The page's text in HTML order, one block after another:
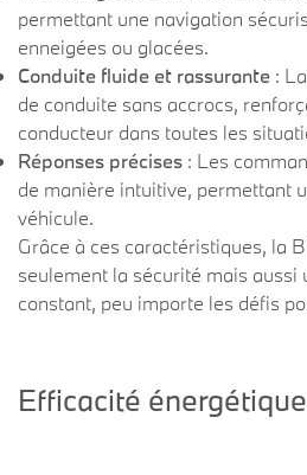
permettant une navigation
enneigées ou glacées.
Conduite fluide et rassurante :
de conduite sans accrocs,
conducteur dans toutes les
Réponses précises : Les
de manière intuitive, permettant
véhicule.
Grâce à ces caractéristiques, la
seulement la sécurité mais aussi
constant, peu importe les défis
Efficacité